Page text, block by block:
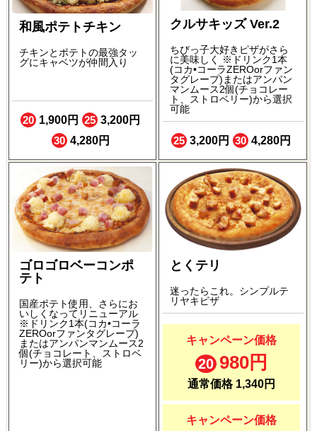
和風ポテトチキン
チキンとポテトの最強タッ
グにキャベツが仲間入り
20 1,900円 25 3,200円
304,280円
クルサキッズ Ver.2
ちびっ子大好きピザがさら
に美味しく ※ドリンク1本
(コカ•コーラZEROorファン
タグレープ)またはアンパン
マンムース2個(チョコレー
ト、ストロベリー)から選択
可能
25 3,200円 30 4,280円
ゴロゴロベーコンポ
テト
国産ポテト使用、さらにお
いしくなってリニューアル
※ドリンク1本(コカ•コーラ
ZEROorファンタグレープ)
またはアンパンマンムース2
個(チョコレート、ストロベ
リー)から選択可能
とくテリ
迷ったらこれ。シンプルテ
リヤキピザ
キャンペーン価格
20 980円
通常価格 1,340円
キャンペーン価格